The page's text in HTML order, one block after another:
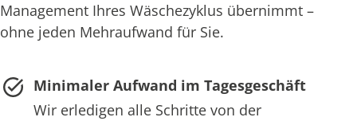
Management Ihres Wäschezyklus übernimmt –
ohne jeden Mehraufwand für Sie.
Minimaler Aufwand im Tagesgeschäft
Wir erledigen alle Schritte von der